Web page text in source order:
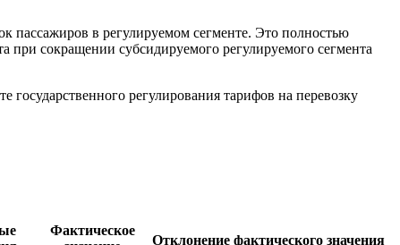
пассажиров в регулируемом сегменте. Это полностью
сокращении субсидируемого регулируемого сегмента
регулирования тарифов на перевозку
Фактическое
Отклонение фактического значения